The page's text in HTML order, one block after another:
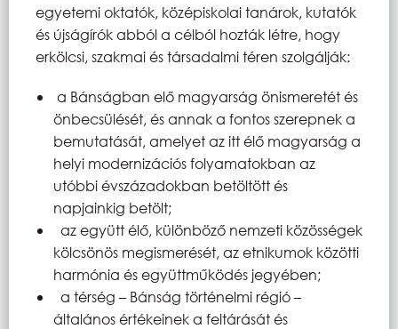
egyetemi oktatók, középiskolai tanárok, kutatók
és új­ságírók abból a célból hozták létre, hogy
erkölcsi, szakmai és társadalmi téren szolgálják:
a Bánságban elő magyarság önismeretét és
önbecsülését, és annak a fontos szerepnek a
bemutatását, amelyet az itt élő magyarság a
helyi modernizációs folyamatokban az
utóbbi évszázadokban betöltött és
napjainkig betölt;
az együtt élő, különböző nemzeti közösségek
kölcsönös megismerését, az etnikumok közötti
harmónia és együttműködés jegyében;
a térség – Bánság történelmi régió –
általános értékeinek a feltárását és